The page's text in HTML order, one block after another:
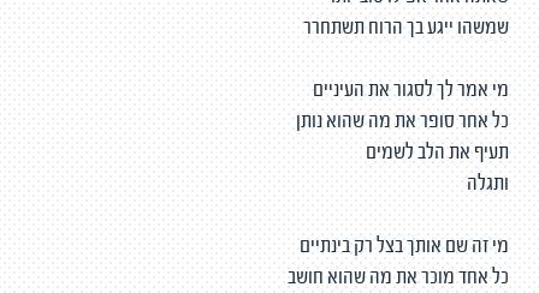
שמשהו ייגע בך הרוח תשתחרר
מי אמר לך לסגור את העיניים
כל אחר סופר את מה שהוא נותן
תעיף את הלב לשמים
ותגלה
מי זה שם אותך בצל רק בינתיים
כל אחד מוכר את מה שהוא חושב